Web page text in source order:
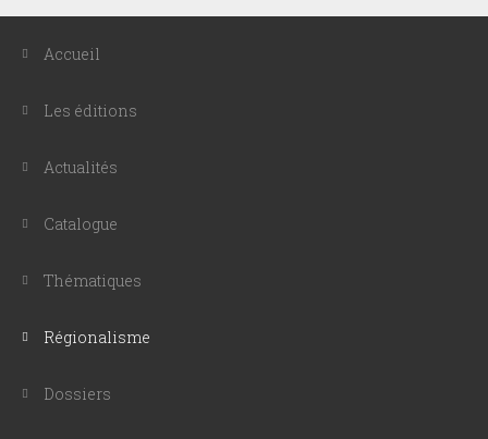
Accueil
Les éditions
Actualités
Catalogue
Thématiques
Régionalisme
Dossiers